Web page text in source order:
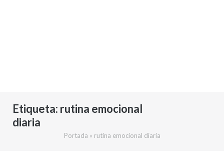
Etiqueta: rutina emocional
diaria
Portada » rutina emocional diaria